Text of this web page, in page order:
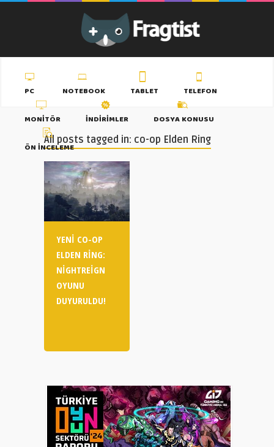
PC NOTEBOOK TABLET
TELEFON
MONITÖR
İNDIRIMLER
DOSYA KONUSU
ÖN İNCELEME
All posts tagged in: co-op Elden Ring
YENI CO-OP
ELDEN RING:
NIGHTREIGN
OYUNU
DUYURULDU!